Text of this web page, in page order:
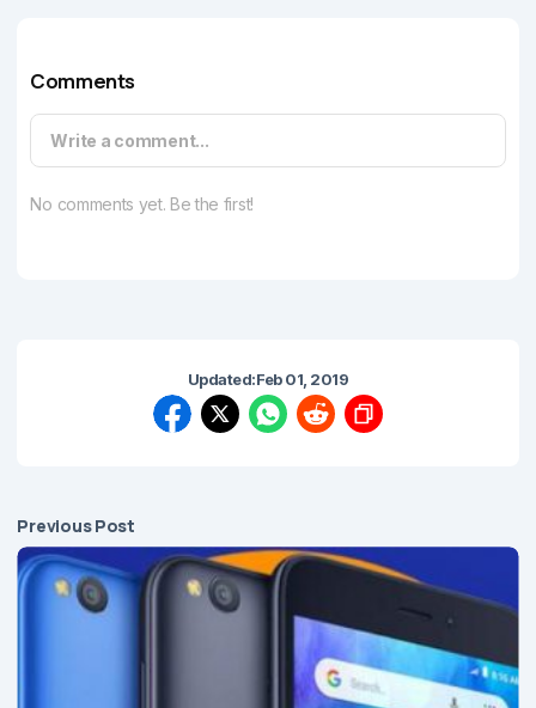
Comments
Write a comment...
No comments yet. Be the first!
Updated:Feb 01, 2019
Previous Post